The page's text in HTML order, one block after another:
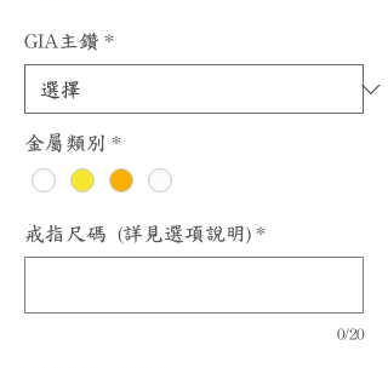
格
GIA主鑽 *
金屬類別 *
戒指尺碼 (詳見選項說明) *
0/20